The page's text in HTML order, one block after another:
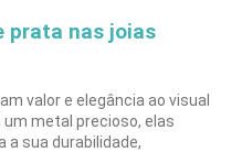
prata nas joias
valor e elegância ao visual
metal precioso, elas
a sua durabilidade,